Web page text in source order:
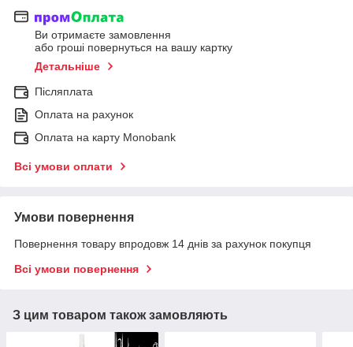
Ви отримаєте замовлення
або гроші повернуться на вашу картку
Детальніше
Післяплата
Оплата на рахунок
Оплата на карту Monobank
Всі умови оплати
Умови повернення
Повернення товару впродовж 14 днів за рахунок покупця
Всі умови повернення
З цим товаром також замовляють